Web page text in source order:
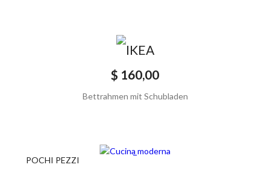
$ 160,00
Bettrahmen mit Schubladen
POCHI PEZZI